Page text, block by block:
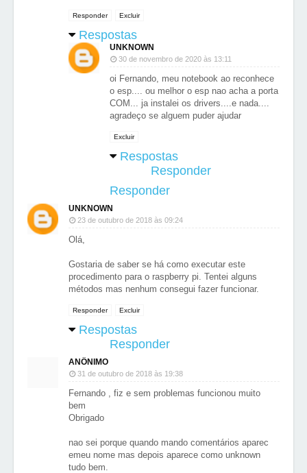
Responder Excluir
Respostas
UNKNOWN
30 de novembro de 2020 às 13:11
oi Fernando, meu notebook ao reconhece
o esp.... ou melhor o esp nao acha a porta
COM... ja instalei os drivers....e nada....
agradeço se alguem puder ajudar
Excluir
Respostas
Responder
Responder
UNKNOWN
23 de outubro de 2018 às 09:24
Olá,
Gostaria de saber se há como executar este
procedimento para o raspberry pi. Tentei alguns
métodos mas nenhum consegui fazer funcionar.
Responder Excluir
Respostas
Responder
ANÔNIMO
31 de outubro de 2018 às 19:38
Fernando , fiz e sem problemas funcionou muito
bem
Obrigado
nao sei porque quando mando comentários aparec
emeu nome mas depois aparece como unknown
tudo bem.